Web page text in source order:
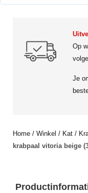
Op
Je
Home / Winkel / Kat /
krabpaal vitoria beige